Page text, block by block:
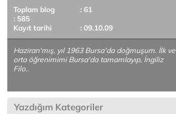
Toplam blog
: 61
: 585
Kayıt tarihi
: 09.10.09
Haziran'mış, yıl 1963 Bursa'da doğmuşum. İlk ve
orta öğrenimimi Bursa'da tamamlayıp, İngiliz
Filo..
Yazdığım Kategoriler